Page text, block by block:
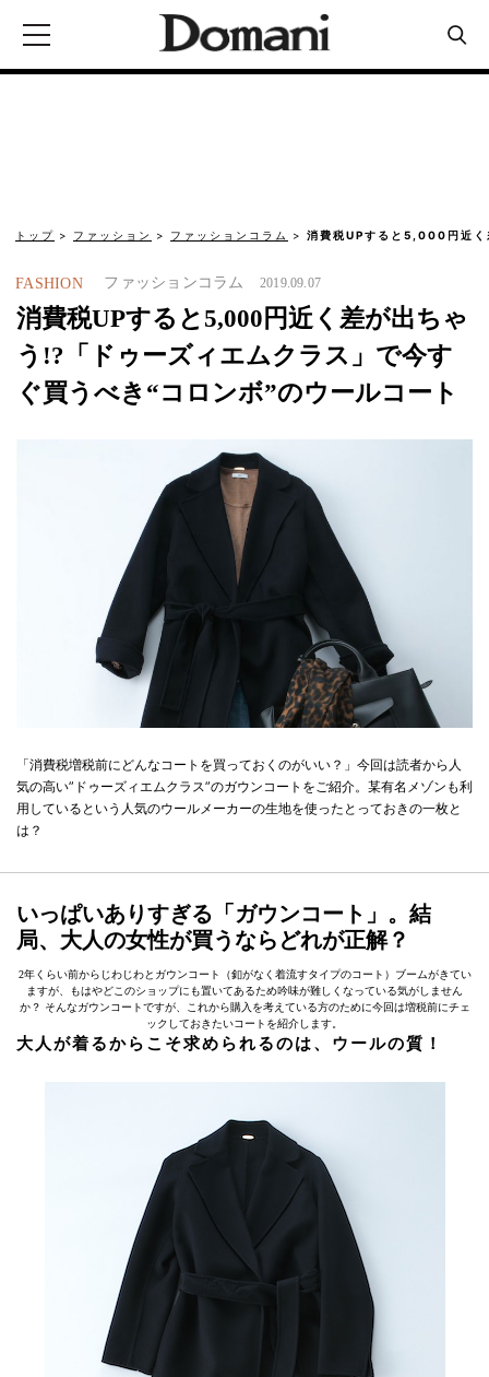
トップ ファッション ファッションコラム 消費税UPすると5,000円近
FASHION ファッションコラム 2019.09.07
消費税UPすると5,000円近く差が出ちゃ
う!?「ドゥーズィエムクラス」で今す
ぐ買うべき“コロンボ”のウールコート
「消費税増税前にどんなコートを買っておくのがいい？」今回は読者から人
気の高い”ドゥーズィエムクラス”のガウンコートをご紹介。某有名メゾンも利
用しているという人気のウールメーカーの生地を使ったとっておきの一枚と
は？
いっぱいありすぎる「ガウンコート」。結
局、大人の女性が買うならどれが正解？
2年くらい前からじわじわとガウンコート（釦がなく着流すタイプのコート）ブームがきてい
ますが、もはやどこのショップにも置いてあるため吟味が難しくなっている気がしません
か？ そんなガウンコートですが、これから購入を考えている方のために今回は増税前にチェ
ックしておきたいコートを紹介します。
大人が着るからこそ求められるのは、ウールの質！